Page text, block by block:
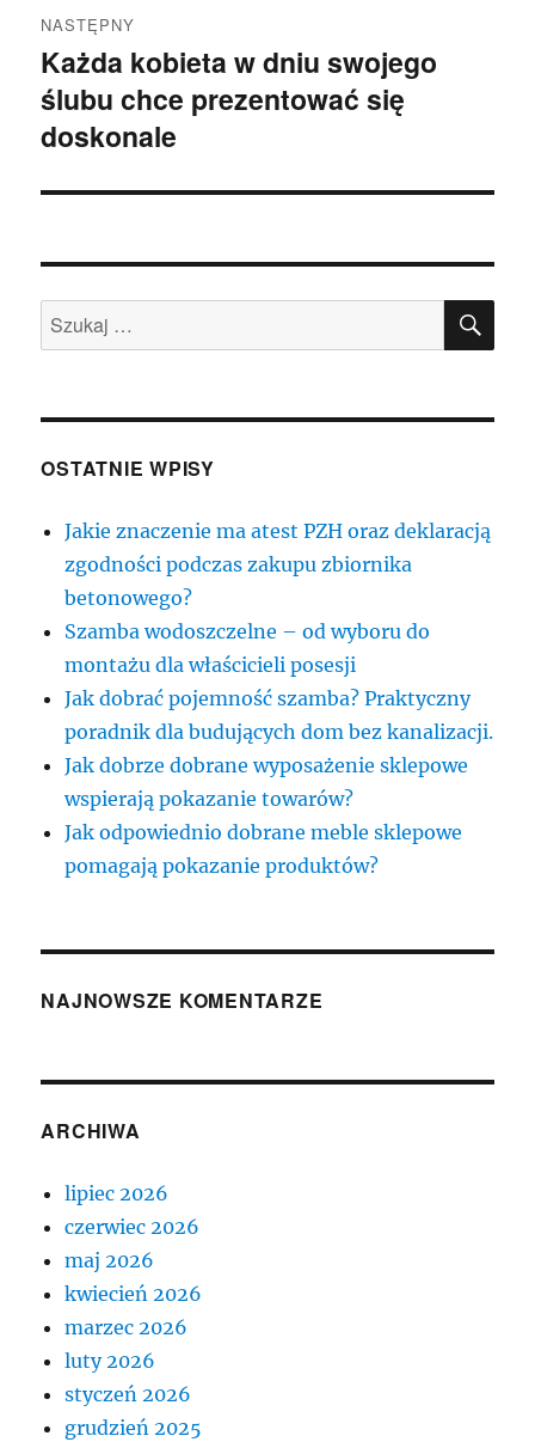
NASTĘPNY
Następny
wpis:
Każda kobieta w dniu swojego
ślubu chce prezentować się
doskonale
Szukaj:
OSTATNIE WPISY
Jakie znaczenie ma atest PZH oraz deklaracją
zgodności podczas zakupu zbiornika
betonowego?
Szamba wodoszczelne – od wyboru do
montażu dla właścicieli posesji
Jak dobrać pojemność szamba? Praktyczny
poradnik dla budujących dom bez kanalizacji.
Jak dobrze dobrane wyposażenie sklepowe
wspierają pokazanie towarów?
Jak odpowiednio dobrane meble sklepowe
pomagają pokazanie produktów?
NAJNOWSZE KOMENTARZE
ARCHIWA
lipiec 2026
czerwiec 2026
maj 2026
kwiecień 2026
marzec 2026
luty 2026
styczeń 2026
grudzień 2025